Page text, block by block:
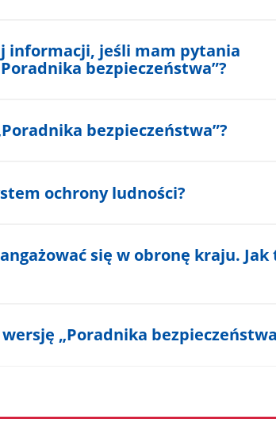
informacji, jeśli mam pytania
bezpieczeństwa”?
bezpieczeństwa”?
ochrony ludności?
się w obronę kraju. Jak
„Poradnika